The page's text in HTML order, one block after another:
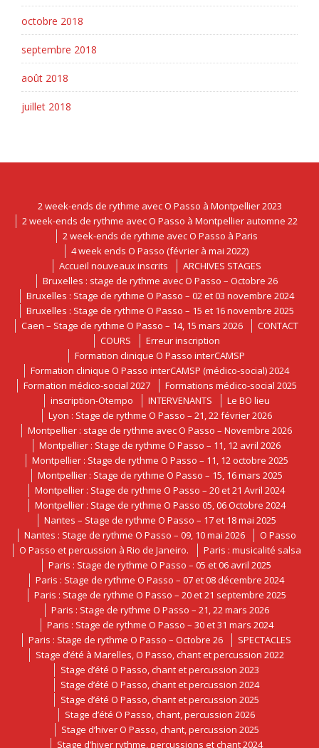
octobre 2018
septembre 2018
août 2018
juillet 2018
2 week-ends de rythme avec O Passo à Montpellier 2023
2 week-ends de rythme avec O Passo à Montpellier automne 22
2 week-ends de rythme avec O Passo à Paris
4 week ends O Passo (février à mai 2022)
Accueil nouveaux inscrits
ARCHIVES STAGES
Bruxelles : stage de rythme avec O Passo – Octobre 26
Bruxelles : Stage de rythme O Passo – 02 et 03 novembre 2024
Bruxelles : Stage de rythme O Passo – 15 et 16 novembre 2025
Caen – Stage de rythme O Passo – 14, 15 mars 2026
CONTACT
COURS
Erreur inscription
Formation clinique O Passo interCAMSP
Formation clinique O Passo interCAMSP (médico-social) 2024
Formation médico-social 2027
Formations médico-social 2025
inscription-Otempo
INTERVENANTS
Le BO lieu
Lyon : Stage de rythme O Passo – 21, 22 février 2026
Montpellier : stage de rythme avec O Passo – Novembre 2026
Montpellier : Stage de rythme O Passo – 11, 12 avril 2026
Montpellier : Stage de rythme O Passo – 11, 12 octobre 2025
Montpellier : Stage de rythme O Passo – 15, 16 mars 2025
Montpellier : Stage de rythme O Passo – 20 et 21 Avril 2024
Montpellier : Stage de rythme O Passo 05, 06 Octobre 2024
Nantes – Stage de rythme O Passo – 17 et 18 mai 2025
Nantes : Stage de rythme O Passo – 09, 10 mai 2026
O Passo
O Passo et percussion à Rio de Janeiro.
Paris : musicalité salsa
Paris : Stage de rythme O Passo – 05 et 06 avril 2025
Paris : Stage de rythme O Passo – 07 et 08 décembre 2024
Paris : Stage de rythme O Passo – 20 et 21 septembre 2025
Paris : Stage de rythme O Passo – 21, 22 mars 2026
Paris : Stage de rythme O Passo – 30 et 31 mars 2024
Paris : Stage de rythme O Passo – Octobre 26
SPECTACLES
Stage d’été à Marelles, O Passo, chant et percussion 2022
Stage d’été O Passo, chant et percussion 2023
Stage d’été O Passo, chant et percussion 2024
Stage d’été O Passo, chant et percussion 2025
Stage d’été O Passo, chant, percussion 2026
Stage d’hiver O Passo, chant, percussion 2025
Stage d’hiver rythme, percussions et chant 2024